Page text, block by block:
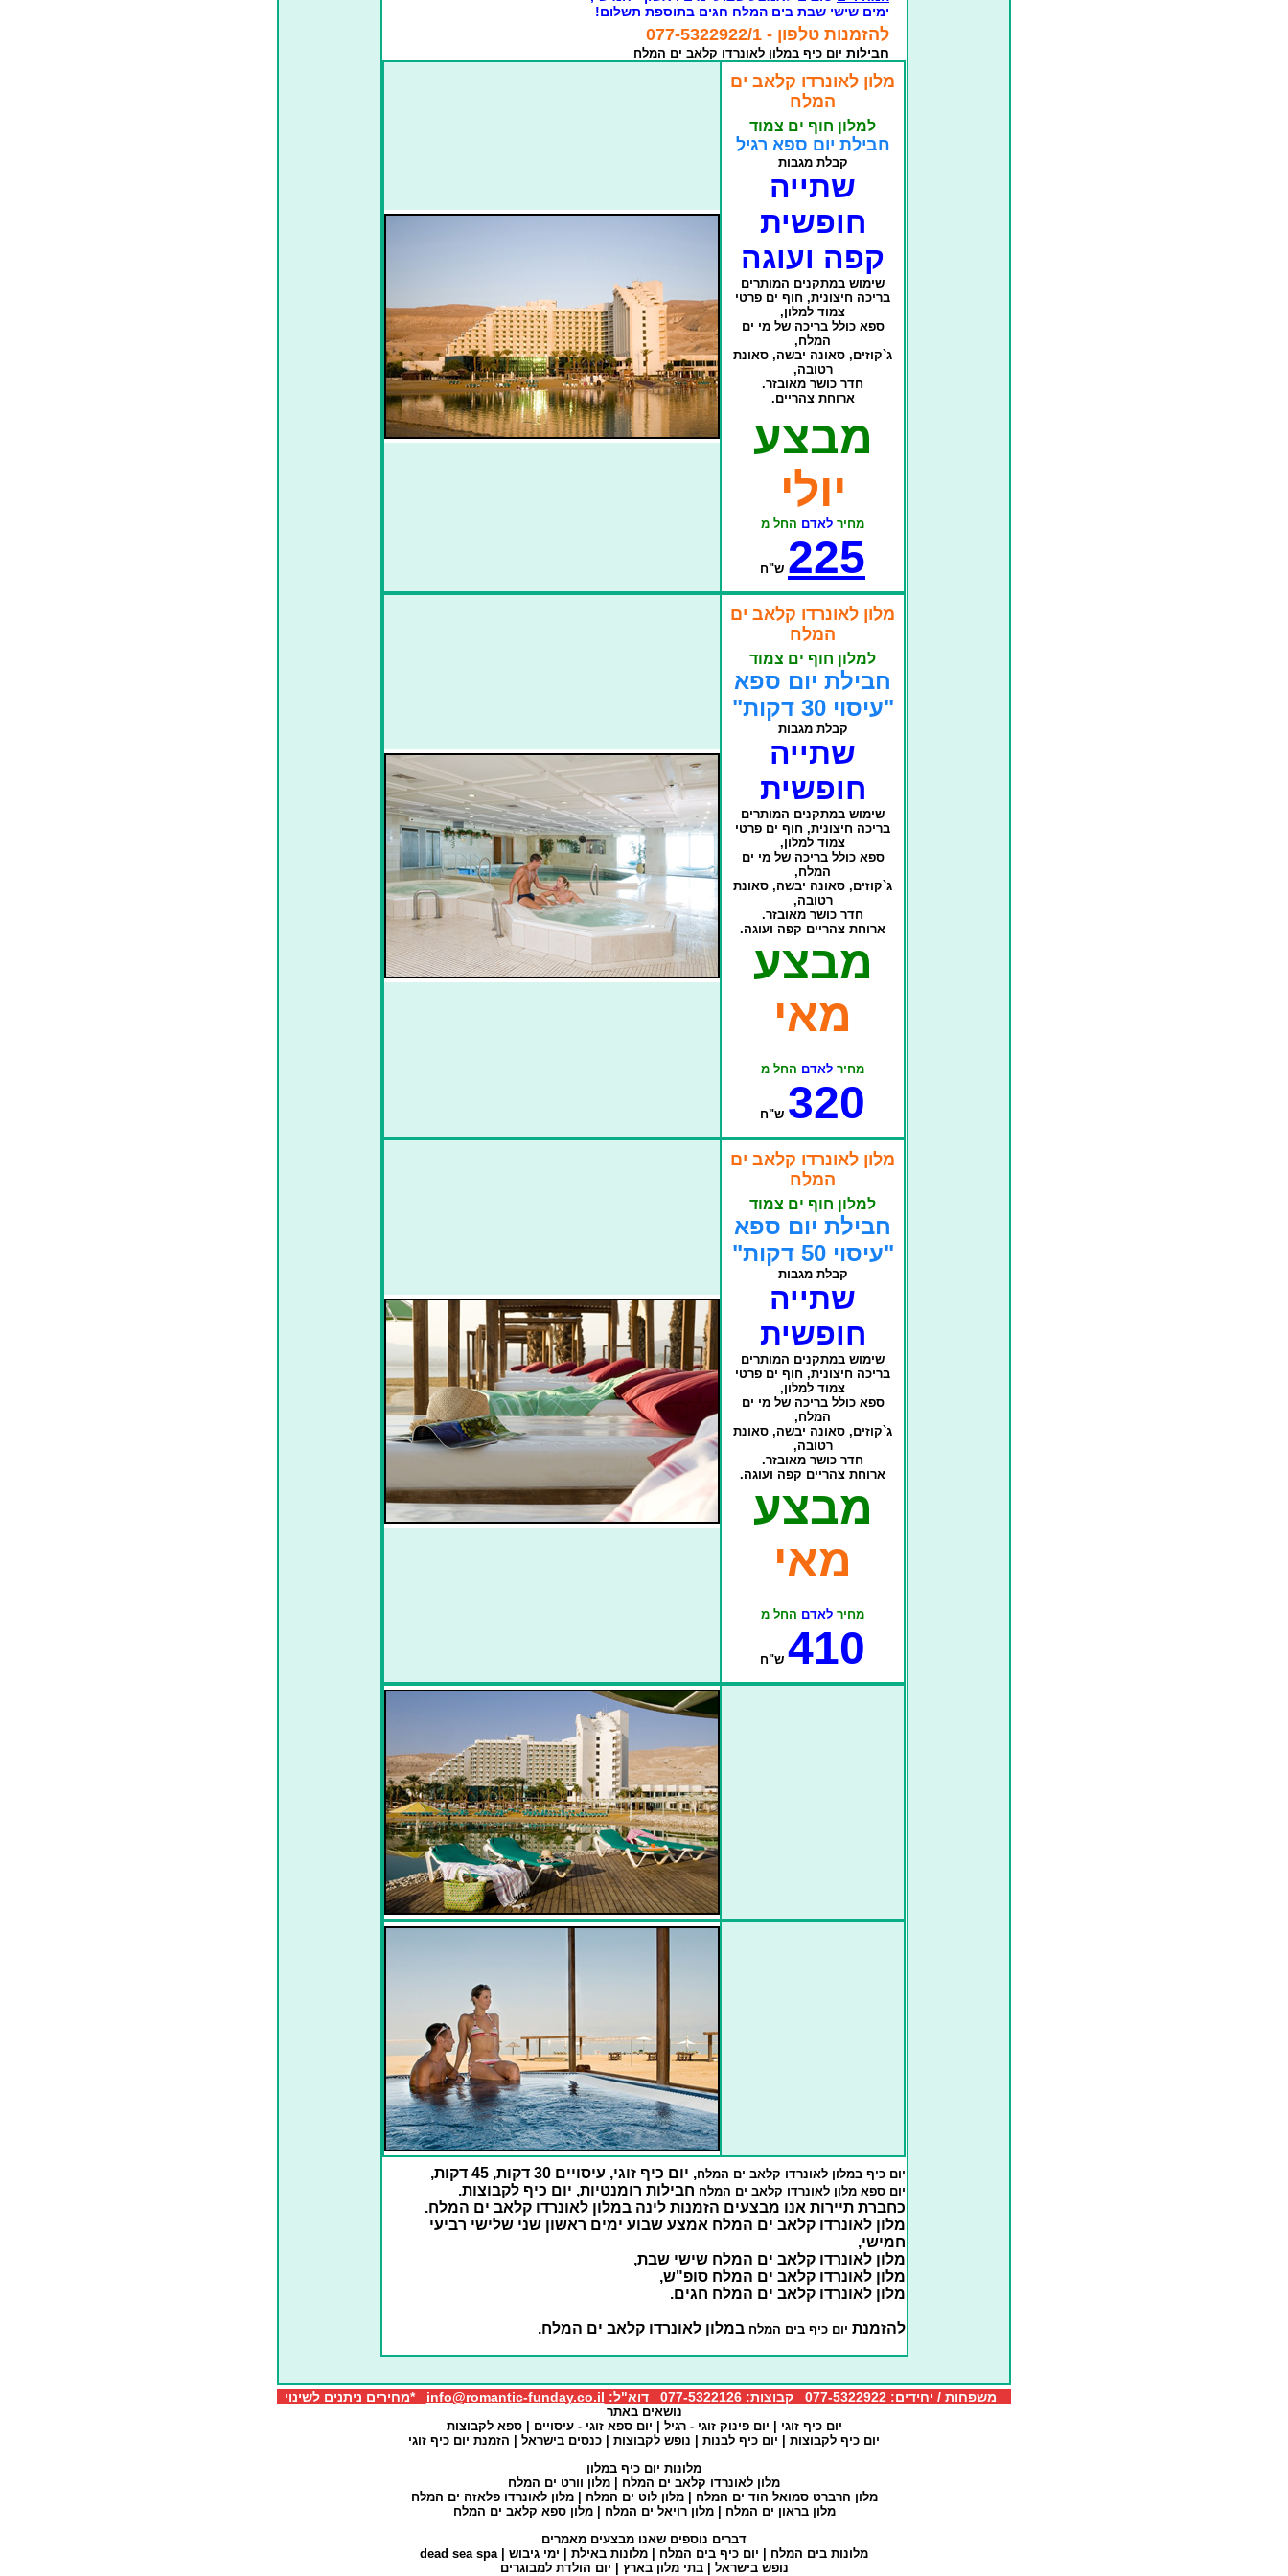
ימים שישי שבת בים המלח חגים בתוספת תשלום!
להזמנות טלפון - 077-5322922/1
חבילות יום כיף במלון לאונרדו קלאב ים המלח
מלון לאונרדו קלאב ים
המלח
למלון חוף ים צמוד
חבילת יום ספא רגיל
קבלת מגבות
שתייה
חופשית
קפה ועוגה
שימוש במתקנים המותרים
בריכה חיצונית, חוף ים פרטי
צמוד למלון,
ספא כולל בריכה של מי ים
המלח,
ג`קוזים, סאונה יבשה, סאונת
רטובה,
חדר כושר מאובזר.
ארוחת צהריים.
מבצע
יולי
מחיר לאדם החל מ
225 ש"ח
מלון לאונרדו קלאב ים
המלח
למלון חוף ים צמוד
חבילת יום ספא
"עיסוי 30 דקות"
קבלת מגבות
שתייה
חופשית
שימוש במתקנים המותרים
בריכה חיצונית, חוף ים פרטי
צמוד למלון,
ספא כולל בריכה של מי ים
המלח,
ג`קוזים, סאונה יבשה, סאונת
רטובה,
חדר כושר מאובזר.
ארוחת צהריים קפה ועוגה.
מבצע
מאי
מחיר לאדם החל מ
320 ש"ח
מלון לאונרדו קלאב ים
המלח
למלון חוף ים צמוד
חבילת יום ספא
"עיסוי 50 דקות"
קבלת מגבות
שתייה
חופשית
שימוש במתקנים המותרים
בריכה חיצונית, חוף ים פרטי
צמוד למלון,
ספא כולל בריכה של מי ים
המלח,
ג`קוזים, סאונה יבשה, סאונת
רטובה,
חדר כושר מאובזר.
ארוחת צהריים קפה ועוגה.
מבצע
מאי
מחיר לאדם החל מ
410 ש"ח
יום כיף במלון לאונרדו קלאב ים המלח, יום כיף זוגי, עיסויים 30 דקות, 45 דקות,
יום ספא מלון לאונרדו קלאב ים המלח חבילות רומנטיות, יום כיף לקבוצות.
כחברת תיירות אנו מבצעים הזמנות לינה במלון לאונרדו קלאב ים המלח.
מלון לאונרדו קלאב ים המלח אמצע שבוע ימים ראשון שני שלישי רביעי
חמישי,
מלון לאונרדו קלאב ים המלח שישי שבת,
מלון לאונרדו קלאב ים המלח סופ"ש,
מלון לאונרדו קלאב ים המלח חגים.
להזמנת יום כיף בים המלח במלון לאונרדו קלאב ים המלח.
משפחות / יחידים: 077-5322922 קבוצות: 077-5322126 דוא"ל: info@romantic-funday.co.il *מחירים ניתנים לשינוי
נושאים באתר
יום כיף זוגי
יום פינוק זוגי - רגיל | יום ספא זוגי - עיסויים |ספא לקבוצות
יום כיף לקבוצות
יום כיף לבנות נופש לקבוצות כנסים בישראל
הזמנת יום כיף זוגי
מלונות יום כיף במלון
מלון לאונרדו קלאב ים המלח
מלון וורט ים המלח
מלון הרברט סמואל הוד ים המלח |מלון לוט ים המלח |מלון לאונרדו פלאזה ים המלח
מלון בראון ים המלח |מלון רויאל ים המלח |מלון ספא קלאב ים המלח
דברים נוספים שאנו מבצעים מאמרים
מלונות בים המלח
יום כיף בים המלח מלונות באילת ימי גיבוש |
dead sea spa
נופש בישראל |בתי מלון בארץ
יום הולדת למבוגרים